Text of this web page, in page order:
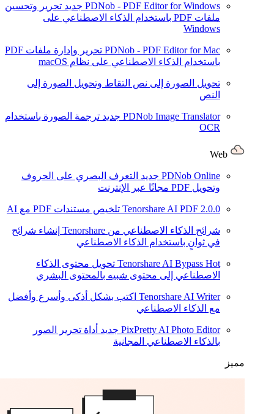
PDNob - PDF Editor for Windows جديد تحرير وتحسين
ملفات PDF باستخدام الذكاء الاصطناعي على
Windows
PDNob - PDF Editor for Mac
تحرير وإدارة ملفات PDF
باستخدام الذكاء الاصطناعي على نظام macOS
تحويل الصورة إلى نص التقاط وتحويل الصورة إلى
النص
PDNob Image Translator جديد ترجمة الصورة باستخدام
OCR
PDNob Online جديد التعرف البصري على الحروف
وتحويل PDF مجانًا عبر الإنترنت
Tenorshare AI PDF 2.0.0 تلخيص مستندات PDF مع AI
شرائح الذكاء الاصطناعي من Tenorshare
إنشاء شرائح
في ثوانٍ باستخدام الذكاء الاصطناعي
Tenorshare AI Bypass Hot
تحويل محتوى الذكاء
الاصطناعي إلى محتوى شبيه بالمحتوى البشري
Tenorshare AI Writer اكتب بشكل أذكى وأسرع وأفضل
مع الذكاء الاصطناعي
PixPretty AI Photo Editor جديد أداة تحرير الصور
بالذكاء الاصطناعي المجانية
مميز